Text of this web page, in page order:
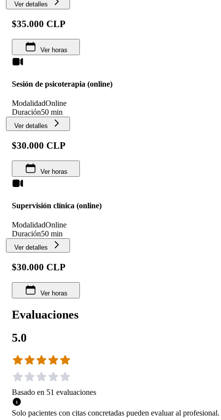
Ver detalles
$35.000 CLP
Ver horas
Sesión de psicoterapia (online)
ModalidadOnline
Duración50 min
Ver detalles
$30.000 CLP
Ver horas
Supervisión clínica (online)
ModalidadOnline
Duración50 min
Ver detalles
$30.000 CLP
Ver horas
Evaluaciones
5.0
Basado en 51 evaluaciones
Solo pacientes con citas concretadas pueden evaluar al profesional.